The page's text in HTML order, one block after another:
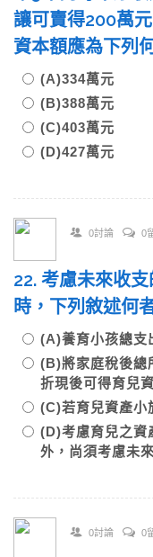
讓可賣得200萬
資本額應為下列
(A)334萬元
(B)388萬元
(C)403萬元
(D)427萬元
0討論 0
22. 考慮未來收
時，下列敘述何
(A)養育小孩總
(B)將家庭稅後總
折現後可得育兒
(C)若育兒資產
(D)考慮育兒之資
外，尚須考慮未
0討論 0